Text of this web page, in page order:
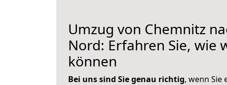
Umzug von Chemnitz
Nord: Erfahren Sie, wie
können
Bei uns sind Sie genau richtig, wenn Sie